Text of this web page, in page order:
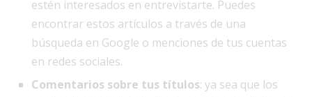
estén interesados en entrevistarte. Puedes
encontrar estos artículos a través de una
búsqueda en Google o menciones de tus cuentas
en redes sociales.
Comentarios sobre tus títulos: ya sea que los